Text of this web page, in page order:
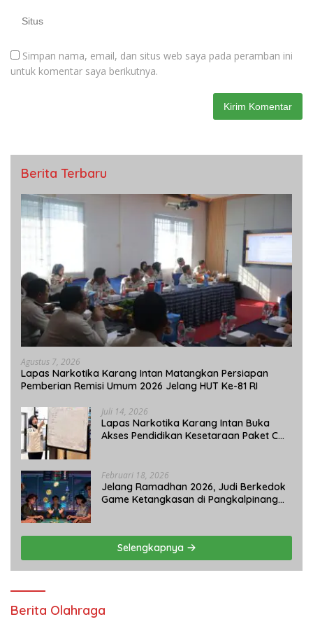
Simpan nama, email, dan situs web saya pada peramban ini
untuk komentar saya berikutnya.
Berita Terbaru
Agustus 7, 2026
Lapas Narkotika Karang Intan Matangkan Persiapan
Pemberian Remisi Umum 2026 Jelang HUT Ke-81 RI
Juli 14, 2026
Lapas Narkotika Karang Intan Buka
Akses Pendidikan Kesetaraan Paket C
Februari 18, 2026
Jelang Ramadhan 2026, Judi Berkedok
Game Ketangkasan di Pangkalpinang
Selengkapnya
Berita Olahraga